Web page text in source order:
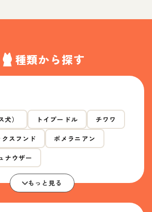
種類から探す
） トイプードル チワワ
クスフンド ポメラニアン
ナウザー
もっと見る